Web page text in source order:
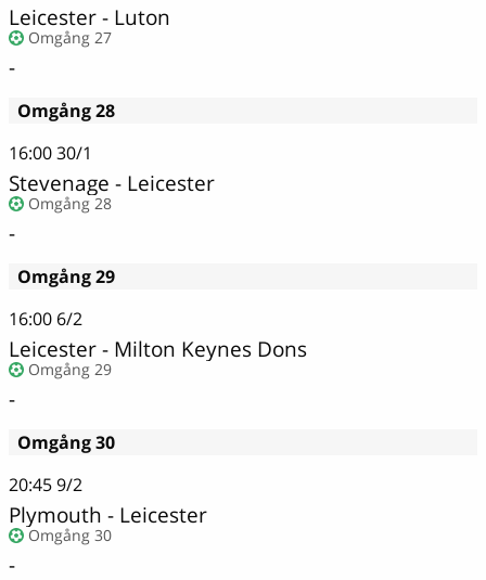
Leicester - Luton
Omgång 27
-
Omgång 28
16:0030/1
Stevenage - Leicester
Omgång 28
-
Omgång 29
16:00 6/2
Leicester - Milton Keynes Dons
Omgång 29
-
Omgång 30
20:459/2
Plymouth - Leicester
Omgång 30
-